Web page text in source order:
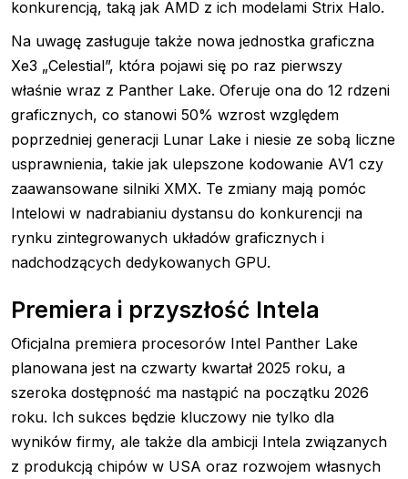
konkurencją, taką jak AMD z ich modelami Strix Halo.
Na uwagę zasługuje także nowa jednostka graficzna
Xe3 „Celestial”, która pojawi się po raz pierwszy
właśnie wraz z Panther Lake. Oferuje ona do 12 rdzeni
graficznych, co stanowi 50% wzrost względem
poprzedniej generacji Lunar Lake i niesie ze sobą liczne
usprawnienia, takie jak ulepszone kodowanie AV1 czy
zaawansowane silniki XMX. Te zmiany mają pomóc
Intelowi w nadrabianiu dystansu do konkurencji na
rynku zintegrowanych układów graficznych i
nadchodzących dedykowanych GPU.
Premiera i przyszłość Intela
Oficjalna premiera procesorów Intel Panther Lake
planowana jest na czwarty kwartał 2025 roku, a
szeroka dostępność ma nastąpić na początku 2026
roku. Ich sukces będzie kluczowy nie tylko dla
wyników firmy, ale także dla ambicji Intela związanych
z produkcją chipów w USA oraz rozwojem własnych